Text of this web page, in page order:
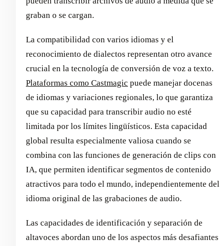
graban o se cargan.
La compatibilidad con varios idiomas y el
reconocimiento de dialectos representan otro avance
crucial en la tecnología de conversión de voz a texto.
Plataformas como Castmagic puede manejar docenas
de idiomas y variaciones regionales, lo que garantiza
que su capacidad para transcribir audio no esté
limitada por los límites lingüísticos. Esta capacidad
global resulta especialmente valiosa cuando se
combina con las funciones de generación de clips con
IA, que permiten identificar segmentos de contenido
atractivos para todo el mundo, independientemente del
idioma original de las grabaciones de audio.
Las capacidades de identificación y separación de
altavoces abordan uno de los aspectos más desafiantes